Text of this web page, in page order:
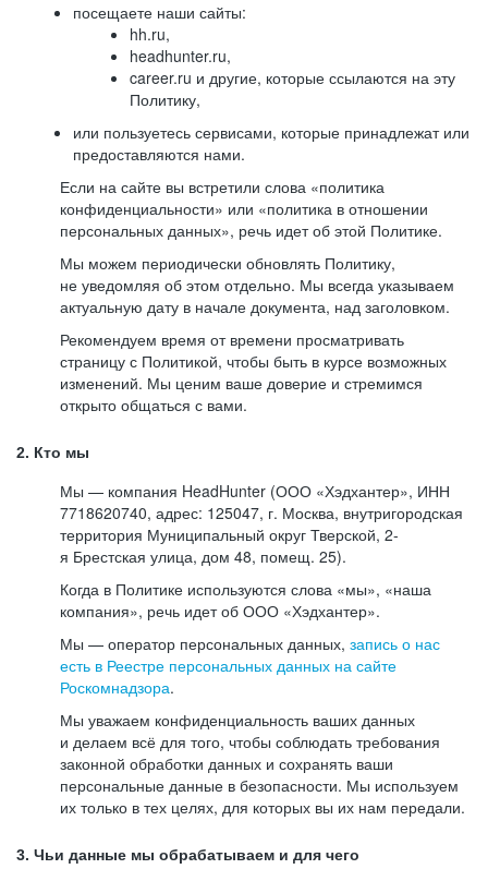
посещаете наши сайты:
hh.ru,
headhunter.ru,
career.ru и другие, которые ссылаются на эту
Политику,
или пользуетесь сервисами, которые принадлежат или
предоставляются нами.
Если на сайте вы встретили слова «политика
конфиденциальности» или «политика в отношении
персональных данных», речь идет об этой Политике.
Мы можем периодически обновлять Политику,
не уведомляя об этом отдельно. Мы всегда указываем
актуальную дату в начале документа, над заголовком.
Рекомендуем время от времени просматривать
страницу с Политикой, чтобы быть в курсе возможных
изменений. Мы ценим ваше доверие и стремимся
открыто общаться с вами.
2. Кто мы
Мы — компания HeadHunter (ООО «Хэдхантер», ИНН
7718620740, адрес: 125047, г. Москва, внутригородская
территория Муниципальный округ Тверской, 2-
я Брестская улица, дом 48, помещ. 25).
Когда в Политике используются слова «мы», «наша
компания», речь идет об ООО «Хэдхантер».
Мы — оператор персональных данных, запись о нас
есть в Реестре персональных данных на сайте
Роскомнадзора.
Мы уважаем конфиденциальность ваших данных
и делаем всё для того, чтобы соблюдать требования
законной обработки данных и сохранять ваши
персональные данные в безопасности. Мы используем
их только в тех целях, для которых вы их нам передали.
3. Чьи данные мы обрабатываем и для чего